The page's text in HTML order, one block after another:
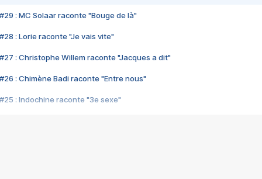
#29 : MC Solaar raconte "Bouge de là"
#28 : Lorie raconte "Je vais vite"
#27 : Christophe Willem raconte "Jacques a dit"
#26 : Chimène Badi raconte "Entre nous"
#25 : Indochine raconte "3e sexe"